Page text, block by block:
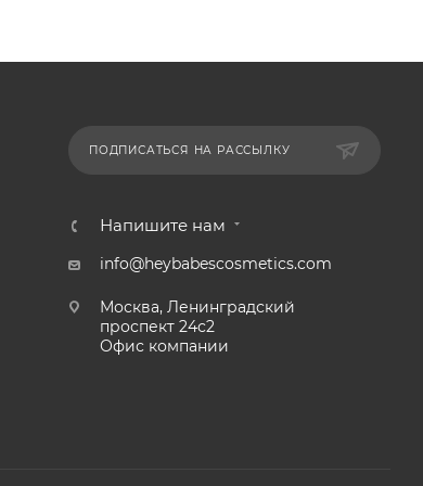
ПОДПИСАТЬСЯ НА РАССЫЛКУ
Напишите нам
info@heybabescosmetics.com
Москва, Ленинградский
проспект 24с2
Офис компании